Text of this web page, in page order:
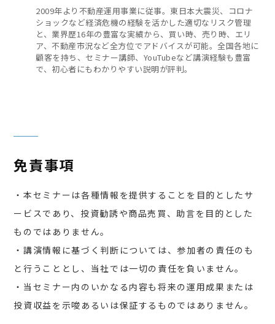
2009年より不動産運用事業に従事。東日本大震災、コロナ
ショックなど経済危機の経験を活かした適切なリスク管理
と、業界歴16年の豊富な実績から、買い時、売り時、エリ
ア、不動産市況など全方位でアドバイスが可能。全国各地に
顧客を持ち、セミナー講師、YouTubeなど講演経験も豊富
で、初心者にもわかりやすい説明が評判。
免責事項
・本セミナーは各種情報を提供することを目的としたサ
ービスであり、投資勧誘や商品売買、助言を目的とした
ものではありません。
・講演情報に基づく判断については、参加者の責任のも
と行うこととし、当社では一切の責任を負いません。
・当セミナー内のいかなる内容も将来の運用成果または
投資収益を示唆あるいは保証するものではありません。